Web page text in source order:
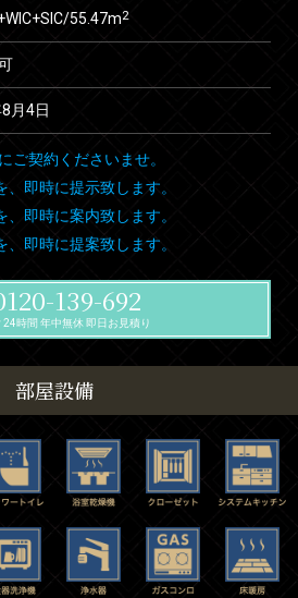
55.47m2
月4日
ご契約くださいませ。
即時に提示致します。
即時に案内致します。
即時に提案致します。
139-692
24時間 年中無休 即日お見積り
部屋設備